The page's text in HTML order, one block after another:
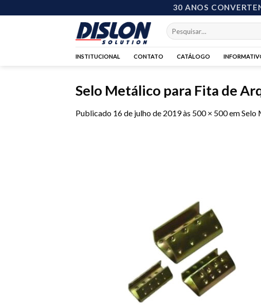
to
30 ANOS
Pesquisar
por:
INSTITUCIONAL CONTATO CATÁLOGO
Selo Metálico para Fita de
Publicado 16 de julho de 2019às 500 × 500emSelo